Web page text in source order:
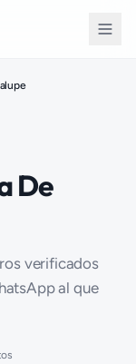
De
verificados
al que